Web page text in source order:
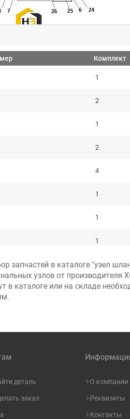
Комплект
1
2
1
2
4
1
1
1
1
2
2
2
2
4
запчастей в каталоге "узел
узлов от производителя
в каталоге или на складе
деталь
заказ
О компании
Реквизиты
Контакты